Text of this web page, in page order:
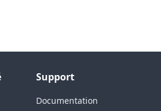
Support
Documentation